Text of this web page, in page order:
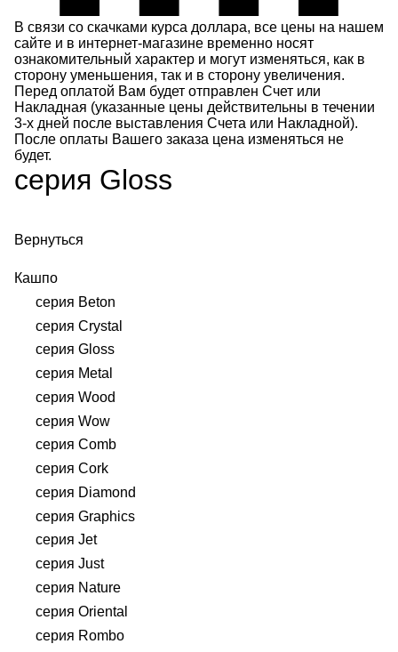
В связи со скачками курса доллара, все цены на нашем
сайте и в интернет-магазине временно носят
ознакомительный характер и могут изменяться, как в
сторону уменьшения, так и в сторону увеличения.
Перед оплатой Вам будет отправлен Счет или
Накладная (указанные цены действительны в течении
3-х дней после выставления Счета или Накладной).
После оплаты Вашего заказа цена изменяться не
будет.
серия Gloss
Вернуться
Кашпо
серия Beton
серия Crystal
серия Gloss
серия Metal
серия Wood
серия Wow
серия Comb
серия Cork
серия Diamond
серия Graphics
серия Jet
серия Just
серия Nature
серия Oriental
серия Rombo